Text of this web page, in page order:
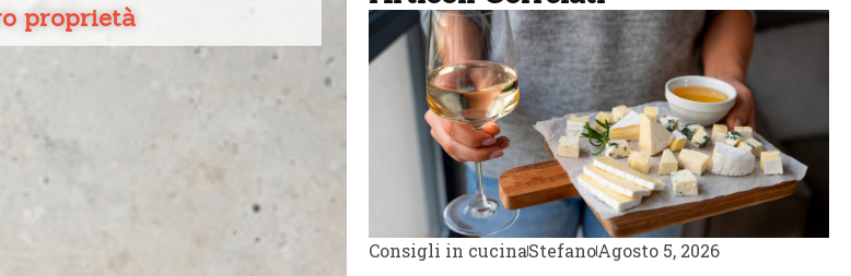
proprietà
Consigli in cucinaStefanoAgosto 5, 2026